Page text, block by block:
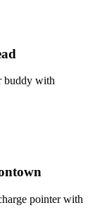
buddy with
pointer with